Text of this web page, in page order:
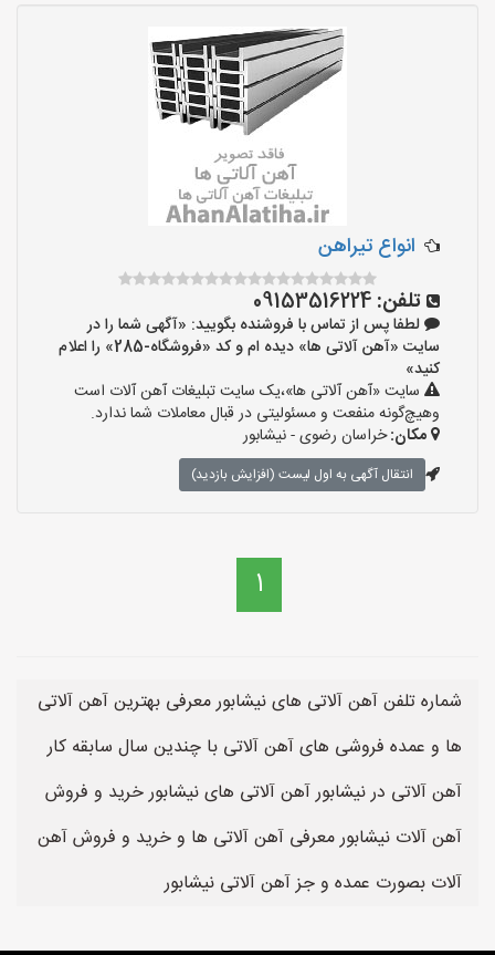
انواع تیراهن
تلفن: 09153516224
لطفا پس از تماس با فروشنده بگویید: «آگهی شما را در
سایت «آهن آلاتی ها» دیده ام و کد «فروشگاه-285» را اعلام
کنید»
سایت «آهن آلاتی ها»،یک سایت تبلیغات آهن آلات است
وهیچ‌گونه منفعت و مسئولیتی در قبال معاملات شما ندارد.
مکان:خراسان رضوی - نیشابور
انتقال آگهی به اول لیست (افزایش بازدید)
1
شماره تلفن آهن آلاتی های نیشابور معرفی بهترین آهن آلاتی
ها و عمده فروشی های آهن آلاتی با چندین سال سابقه کار
آهن آلاتی در نیشابور آهن آلاتی های نیشابور خرید و فروش
آهن آلات نیشابور معرفی آهن آلاتی ها و خرید و فروش آهن
آلات بصورت عمده و جز آهن آلاتی نیشابور